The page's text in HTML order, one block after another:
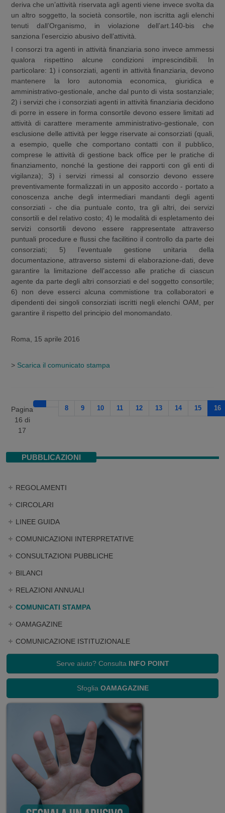
deriva che un’attività riservata agli agenti viene invece svolta da
un altro soggetto, la società consortile, non iscritta agli elenchi
tenuti dall’Organismo, in violazione dell’art.140-bis che
sanziona l’esercizio abusivo dell’attività.
I consorzi tra agenti in attività finanziaria sono invece ammessi
qualora rispettino alcune condizioni imprescindibili. In
particolare: 1) i consorziati, agenti in attività finanziaria, devono
mantenere la loro autonomia economica, giuridica e
amministrativo-gestionale, anche dal punto di vista sostanziale;
2) i servizi che i consorziati agenti in attività finanziaria decidono
di porre in essere in forma consortile devono essere limitati ad
attività di carattere meramente amministrativo-gestionale, con
esclusione delle attività per legge riservate ai consorziati (quali,
a esempio, quelle che comportano contatti con il pubblico,
comprese le attività di gestione back office per le pratiche di
finanziamento, nonché la gestione dei rapporti con gli enti di
vigilanza); 3) i servizi rimessi al consorzio devono essere
preventivamente formalizzati in un apposito accordo - portato a
conoscenza anche degli intermediari mandanti degli agenti
consorziati - che dia puntuale conto, tra gli altri, dei servizi
consortili e del relativo costo; 4) le modalità di espletamento dei
servizi consortili devono essere rappresentate attraverso
puntuali procedure e flussi che facilitino il controllo da parte dei
consorziati; 5) l’eventuale gestione unitaria della
documentazione, attraverso sistemi di elaborazione-dati, deve
garantire la limitazione dell’accesso alle pratiche di ciascun
agente da parte degli altri consorziati e del soggetto consortile;
6) non deve esserci alcuna commistione tra collaboratori e
dipendenti dei singoli consorziati iscritti negli elenchi OAM, per
garantire il rispetto del principio del monomandato.
Roma, 15 aprile 2016
> Scarica il comunicato stampa
Pagina
16 di
17
8 9 10 11 12 13 14 15 16
PUBBLICAZIONI
REGOLAMENTI
CIRCOLARI
LINEE GUIDA
COMUNICAZIONI INTERPRETATIVE
CONSULTAZIONI PUBBLICHE
BILANCI
RELAZIONI ANNUALI
COMUNICATI STAMPA
OAMAGAZINE
COMUNICAZIONE ISTITUZIONALE
Serve aiuto? Consulta INFO POINT
Sfoglia OAMAGAZINE